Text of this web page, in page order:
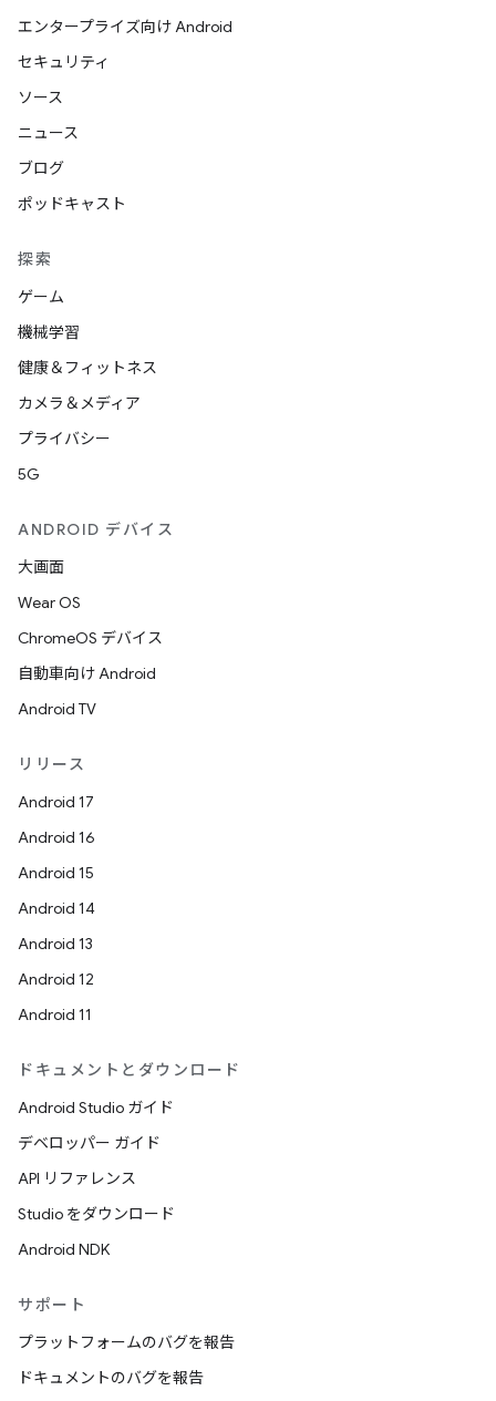
エンタープライズ向け Android
セキュリティ
ソース
ニュース
ブログ
ポッドキャスト
探索
ゲーム
機械学習
健康＆フィットネス
カメラ＆メディア
プライバシー
5G
ANDROID デバイス
大画面
Wear OS
ChromeOS デバイス
自動車向け Android
Android TV
リリース
Android 17
Android 16
Android 15
Android 14
Android 13
Android 12
Android 11
ドキュメントとダウンロード
Android Studio ガイド
デベロッパー ガイド
API リファレンス
Studio をダウンロード
Android NDK
サポート
プラットフォームのバグを報告
ドキュメントのバグを報告